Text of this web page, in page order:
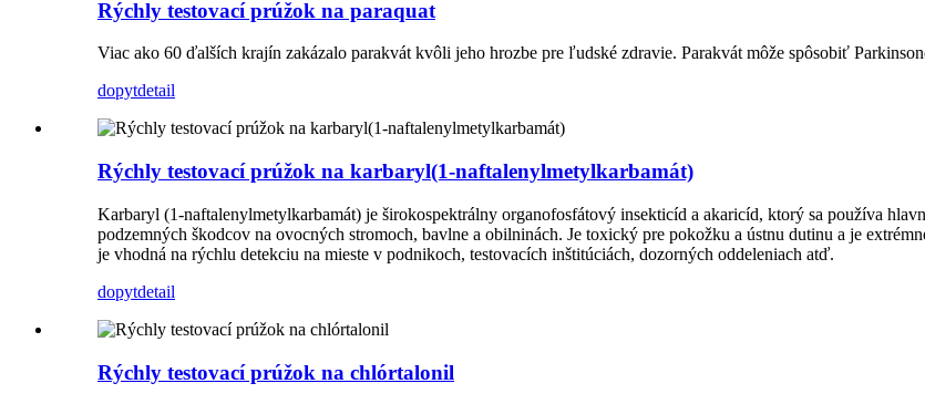
Rýchly testovací prúžok na paraquat
Viac ako 60 ďalších krajín zakázalo parakvát kvôli jeho hrozbe pre ľudské zdravie. Parakvát môže spôsobiť
dopytdetail
Rýchly testovací prúžok na karbaryl(1-naftalenylmetylkarbamát)
Karbaryl (1-naftalenylmetylkarbamát) je širokospektrálny organofosfátový insekticíd a akaricíd, ktorý sa používa
podzemných škodcov na ovocných stromoch, bavlne a obilninách. Je toxický pre pokožku a ústnu dutinu a je
je vhodná na rýchlu detekciu na mieste v podnikoch, testovacích inštitúciách, dozorných oddeleniach atď.
dopytdetail
Rýchly testovací prúžok na chlórtalonil